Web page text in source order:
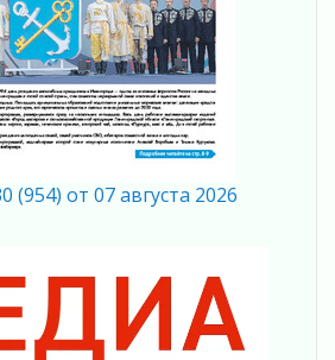
новых почетных
области
«Дороги жизни»
передовую подготовку
«Избушка-
(954) от 07 августа 2026